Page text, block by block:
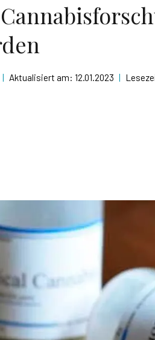
| Aktualisiert am: 12.01.2023 |